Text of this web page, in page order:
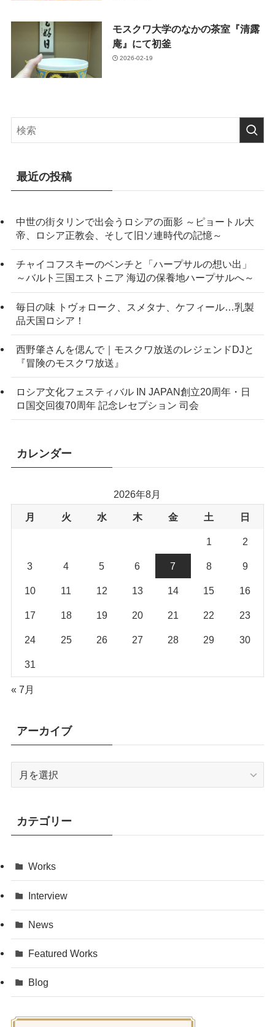
モスクワ大学のなかの茶室『清露
庵』にて初釜
2026-02-19
最近の投稿
中世の街タリンで出会うロシアの面影 ～ピョートル大
帝、ロシア正教会、そして旧ソ連時代の記憶～
チャイコフスキーのベンチと「ハープサルの想い出」
～バルト三国エストニア 海辺の保養地ハープサルへ～
毎日の味 トヴォローク、スメタナ、ケフィール…乳製
品天国ロシア！
西野肇さんを偲んで｜モスクワ放送のレジェンドDJと
『冒険のモスクワ放送』
ロシア文化フェスティバル IN JAPAN創立20周年・日
ロ国交回復70周年 記念レセプション 司会
カレンダー
2026年8月
月 火 水 木 金 土 日
1 2
3 4 5 6 7 8 9
10 11 12 13 14 15 16
17 18 19 20 21 22 23
24 25 26 27 28 29 30
31
« 7月
アーカイブ
ブ
カテゴリー
Works
Interview
News
Featured Works
Blog